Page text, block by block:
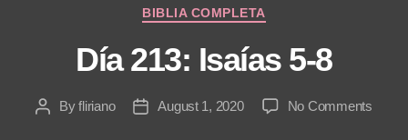
Categories
BIBLIA COMPLETA
Día 213: Isaías 5-8
PostByfliriano
PostAugust 1, 2020 No Commentson